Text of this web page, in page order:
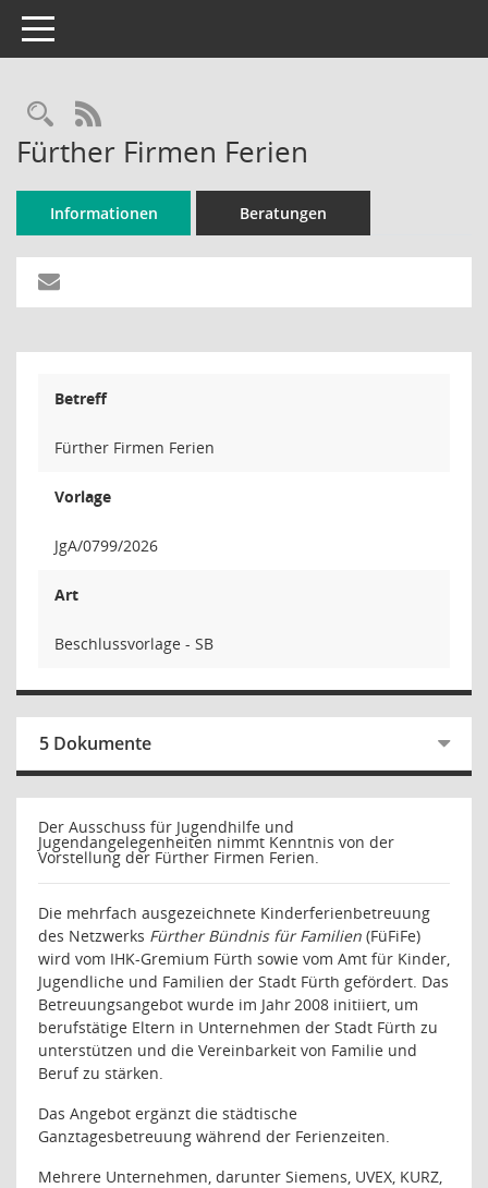
Toggle navigation
Rechercheauswahl
RSS-Feed
Fürther Firmen Ferien
Informationen Beratungen
Betreff
Fürther Firmen Ferien
Vorlage
JgA/0799/2026
Art
Beschlussvorlage - SB
5 Dokumente
Der Ausschuss für Jugendhilfe und
Jugendangelegenheiten nimmt Kenntnis von der
Vorstellung der Fürther Firmen Ferien.
Die mehrfach ausgezeichnete Kinderferienbetreuung
des Netzwerks Fürther Bündnis für Familien (FüFiFe)
wird vom IHK‑Gremium Fürth sowie vom Amt für Kinder,
Jugendliche und Familien der Stadt Fürth gefördert. Das
Betreuungsangebot wurde im Jahr 2008 initiiert, um
berufstätige Eltern in Unternehmen der Stadt Fürth zu
unterstützen und die Vereinbarkeit von Familie und
Beruf zu stärken.
Das Angebot ergänzt die städtische
Ganztagesbetreuung während der Ferienzeiten.
Mehrere Unternehmen, darunter Siemens, UVEX, KURZ,